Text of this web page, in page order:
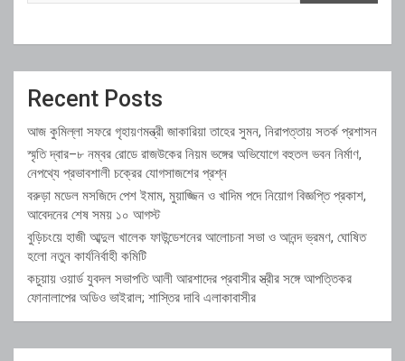
Recent Posts
আজ কুমিল্লা সফরে গৃহায়ণমন্ত্রী জাকারিয়া তাহের সুমন, নিরাপত্তায় সতর্ক প্রশাসন
স্মৃতি দ্বার–৮ নম্বর রোডে রাজউকের নিয়ম ভঙ্গের অভিযোগে বহুতল ভবন নির্মাণ,
নেপথ্যে প্রভাবশালী চক্রের যোগসাজশের প্রশ্ন
বরুড়া মডেল মসজিদে পেশ ইমাম, মুয়াজ্জিন ও খাদিম পদে নিয়োগ বিজ্ঞপ্তি প্রকাশ,
আবেদনের শেষ সময় ১০ আগস্ট
বুড়িচংয়ে হাজী আব্দুল খালেক ফাউন্ডেশনের আলোচনা সভা ও আনন্দ ভ্রমণ, ঘোষিত
হলো নতুন কার্যনির্বাহী কমিটি
কচুয়ায় ওয়ার্ড যুবদল সভাপতি আলী আরশাদের প্রবাসীর স্ত্রীর সঙ্গে আপত্তিকর
ফোনালাপের অডিও ভাইরাল; শাস্তির দাবি এলাকাবাসীর